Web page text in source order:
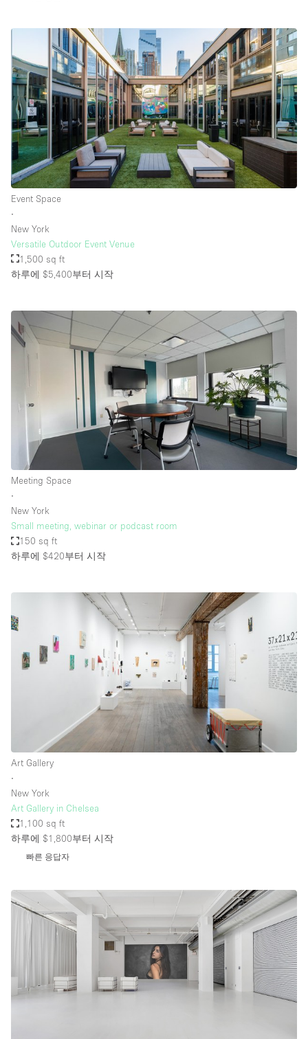
Event Space
∙
New York
Versatile Outdoor Event Venue
1,500 sq ft
하루에 $5,400부터 시작
Meeting Space
∙
New York
Small meeting, webinar or podcast room
150 sq ft
하루에 $420부터 시작
Art Gallery
∙
New York
Art Gallery in Chelsea
1,100 sq ft
하루에 $1,800부터 시작
빠른 응답자